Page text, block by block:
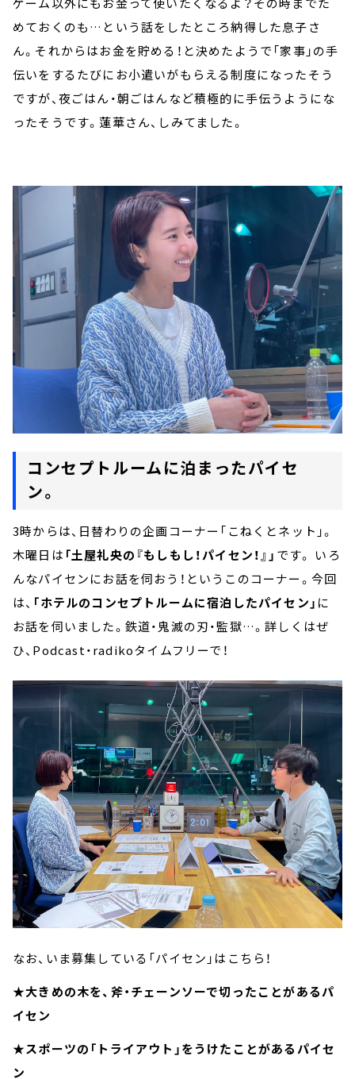
めておくのも…という話をしたところ納得した息子さ
ん。それからはお金を貯める！と決めたようで「家事」の手
伝いをするたびにお小遣いがもらえる制度になったそう
ですが、夜ごはん・朝ごはんなど積極的に手伝うようにな
ったそうです。蓮華さん、しみてました。
コンセプトルームに泊まったパイセ
ン。
3時からは、日替わりの企画コーナー「こねくとネット」。
木曜日は 「土屋礼央の『もしもし！パイセン！』」 です。 いろ
んなパイセンにお話を伺おう！というこのコーナー。今回
は、 「ホテルのコンセプトルームに宿泊したパイセン」 に
お話を伺いました。鉄道・鬼滅の刃・監獄…。詳しくはぜ
ひ、Podcast・radikoタイムフリーで！
なお、いま募集している「パイセン」はこちら！
★大きめの木を、斧・チェーンソーで切ったことがあるパ
イセン
★スポーツの「トライアウト」をうけたことがあるパイセ
ン